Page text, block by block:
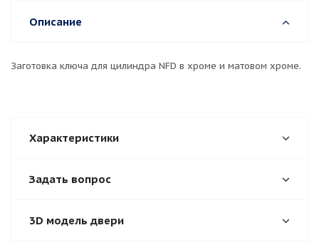
Описание
Заготовка ключа для цилиндра NFD в хроме и матовом хроме.
Характеристики
Задать вопрос
3D модель двери